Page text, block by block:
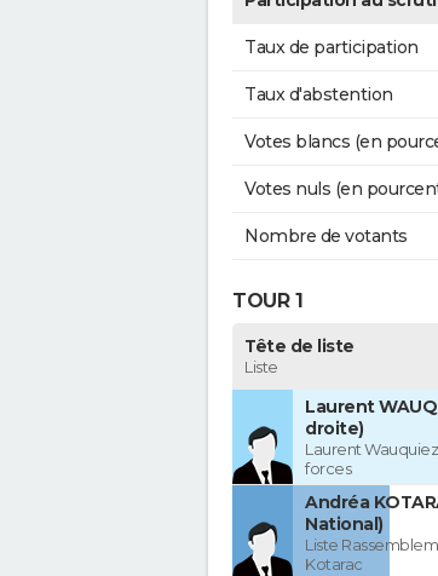
Taux de participation
Taux d'abstention
Votes blancs (en
Votes nuls (en
Nombre de votants
TOUR 1
Tête de liste
Liste
Laurent
droite)
Laurent
forces
Andréa
National)
Liste
Kotarac